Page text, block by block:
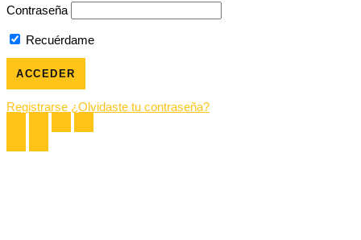
Contraseña
Recuérdame
Registrarse ¿Olvidaste tu contraseña?